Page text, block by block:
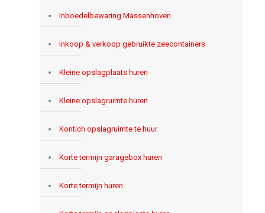
Inboedelbewaring Massenhoven
Inkoop & verkoop gebruikte zeecontainers
Kleine opslagplaats huren
Kleine opslagruimte huren
Kontich opslagruimte te huur
Korte termijn garagebox huren
Korte termijn huren